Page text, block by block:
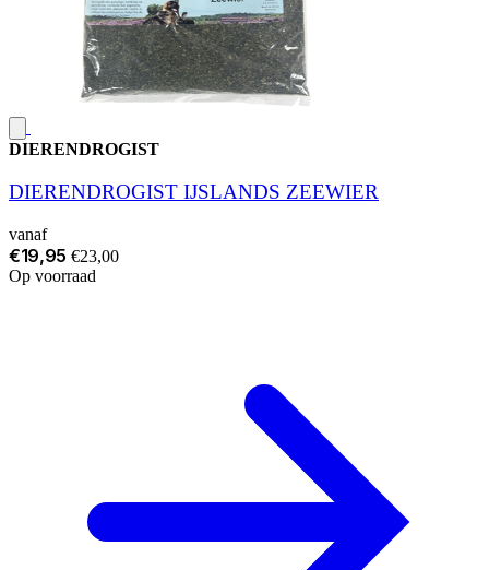
DIERENDROGIST
DIERENDROGIST IJSLANDS ZEEWIER
vanaf
€19,95 €23,00
Op voorraad